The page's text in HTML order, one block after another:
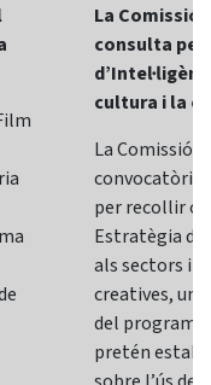
La Comissió
consulta
cultura i la
La Comissió
convocatòria
per recollir
Estratègia
als sectors i
creatives,
del programa
pretén